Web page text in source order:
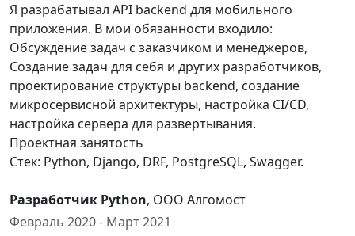
Я разрабатывал API backend для мобильного
приложения. В мои обязанности входило:
Обсуждение задач с заказчиком и менеджеров,
Создание задач для себя и других разработчиков,
проектирование структуры backend, создание
микросервисной архитектуры, настройка CI/CD,
настройка сервера для развертывания.
Проектная занятость
Стек: Python, Django, DRF, PostgreSQL, Swagger.
Разработчик Python, ООО Алгомост
Февраль 2020 - Март 2021